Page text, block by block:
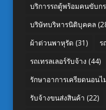
บริการรถตู้พร้อมคนขับก
บริษัทบริหารนิติบุคคล
ผ้าต่วนพาหุรัด (31) ร
รถเทรลเลอร์รับจ้าง (44)
รักษาอาการเครียดนอน
รับจ้างขนส่งสินค้า (22)